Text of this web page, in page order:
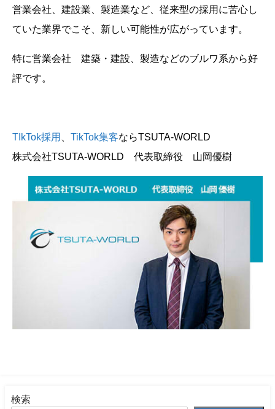
営業会社、建設業、製造業など、従来型の採用に苦心し
ていた業界でこそ、新しい可能性が広がっています。
特に営業会社 建築・建設、製造などのブルワ系から好
評です。
TIkTok採用 TikTok集客ならTSUTA-WORLD
株式会社TSUTA-WORLD 代表取締役 山岡優樹
検索